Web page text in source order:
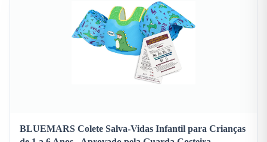
BLUEMARS Colete Salva-Vidas Infantil para Crianças